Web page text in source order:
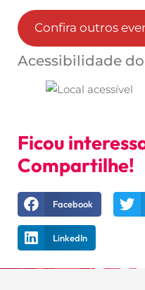
Confira outros
Acessibilidade
Ficou
Compartilhe!
Facebook
LinkedIn